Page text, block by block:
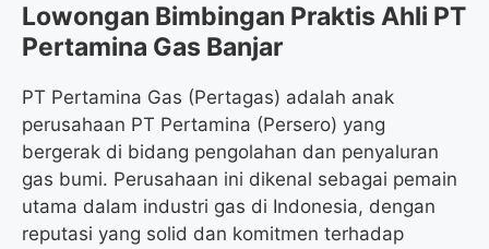
Lowongan Bimbingan Praktis Ahli PT
Pertamina Gas Banjar
PT Pertamina Gas (Pertagas) adalah anak
perusahaan PT Pertamina (Persero) yang
bergerak di bidang pengolahan dan penyaluran
gas bumi. Perusahaan ini dikenal sebagai pemain
utama dalam industri gas di Indonesia, dengan
reputasi yang solid dan komitmen terhadap